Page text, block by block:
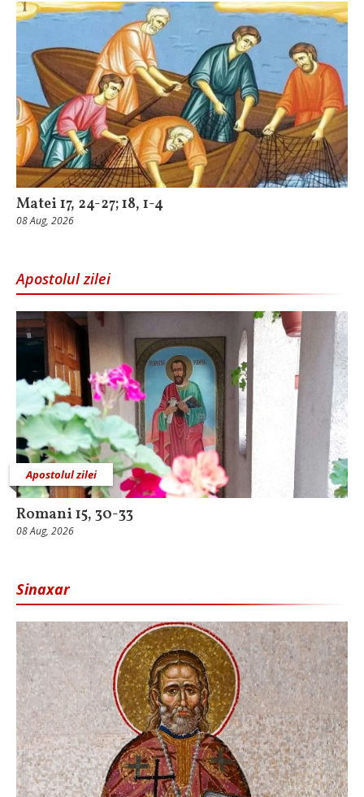
Matei 17, 24-27; 18, 1-4
08 Aug, 2026
Apostolul zilei
Apostolul zilei
Romani 15, 30-33
08 Aug, 2026
Sinaxar